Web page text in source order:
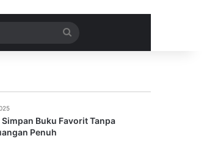
for
Buku Favorit Tanpa
Penuh